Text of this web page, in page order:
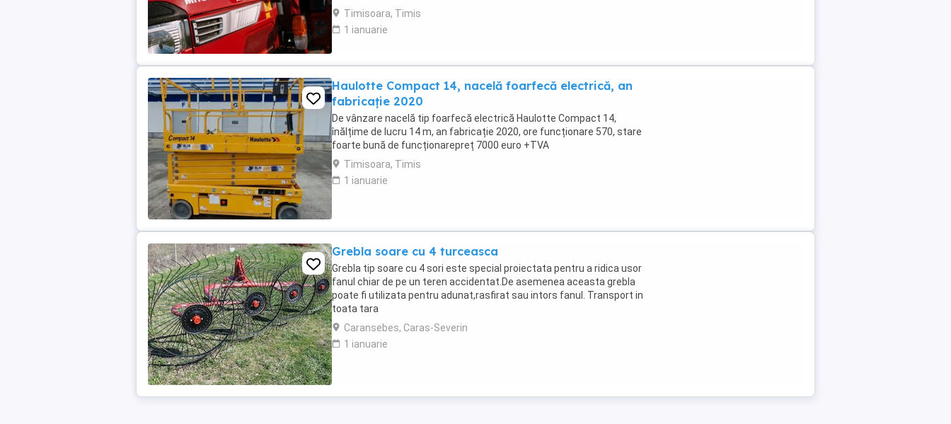
alegi Mitsubishi MTU26R ...
Timisoara, Timis
1 ianuarie
Haulotte Compact 14, nacelă foarfecă electrică, an
fabricație 2020
De vânzare nacelă tip foarfecă electrică Haulotte Compact 14,
înălțime de lucru 14 m, an fabricație 2020, ore funcționare 570, stare
foarte bună de funcționarepreț 7000 euro +TVA
Timisoara, Timis
1 ianuarie
Grebla soare cu 4 turceasca
Grebla tip soare cu 4 sori este special proiectata pentru a ridica usor
fanul chiar de pe un teren accidentat.De asemenea aceasta grebla
poate fi utilizata pentru adunat,rasfirat sau intors fanul. Transport in
toata tara
Caransebes, Caras-Severin
1 ianuarie